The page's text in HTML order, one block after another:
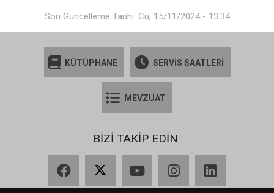
Son Güncelleme Tarihi: Cu, 15/11/2024 - 13:34
KÜTÜPHANE SERVİS SAATLERİ
MEVZUAT
BİZİ TAKİP EDİN